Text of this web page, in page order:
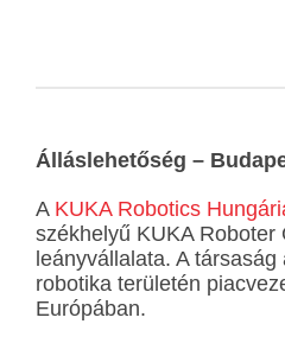
Álláslehetőség –
A KUKA Robotics
székhelyű KUKA Roboter
leányvállalata. A
robotika területén
Európában.